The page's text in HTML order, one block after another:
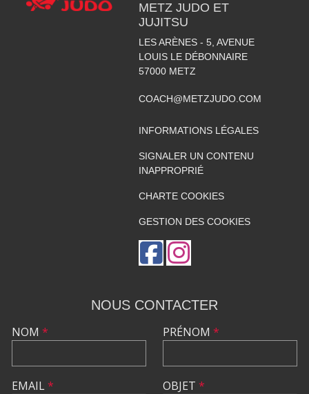
METZ JUDO ET
JUJITSU
LES ARÈNES - 5, AVENUE
LOUIS LE DÉBONNAIRE
57000 METZ
COACH@METZJUDO.COM
INFORMATIONS LÉGALES
SIGNALER UN CONTENU
INAPPROPRIÉ
CHARTE COOKIES
GESTION DES COOKIES
NOUS CONTACTER
NOM *
EMAIL*
PRÉNOM *
OBJET *